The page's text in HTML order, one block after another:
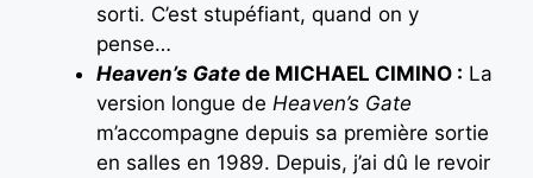
sorti. C’est stupéfiant, quand on y
pense…
Heaven’s Gate de MICHAEL CIMINO : La
version longue de Heaven’s Gate
m’accompagne depuis sa première sortie
en salles en 1989. Depuis, j’ai dû le revoir